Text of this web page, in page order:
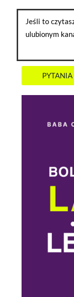
Jeśli to
ulubionym